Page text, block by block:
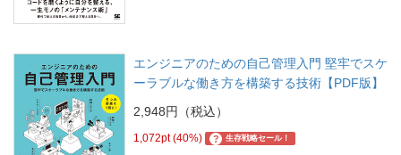
エンジニアのための自己管理入門 堅牢でスケ
ーラブルな働き方を構築する技術【PDF版】
2,948円（税込）
1,072pt (40%) ? 生存戦略セール！